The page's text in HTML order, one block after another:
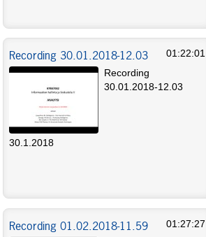
Recording 30.01.2018-12.03
01:22:01
Recording
30.01.2018-12.03
30.1.2018
Recording 01.02.2018-11.59
01:27:27